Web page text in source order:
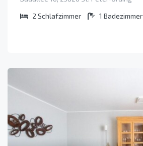
2 Schlafzimmer 1 Badezimmer